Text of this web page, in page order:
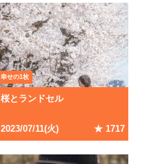
幸せの1枚
桜とランドセル
2023/07/11(火) ★ 1717